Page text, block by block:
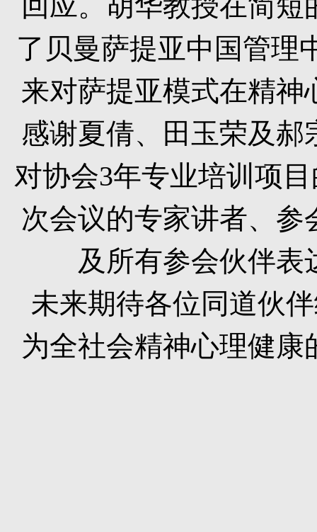
了贝曼萨提亚中国管理
来对萨提亚模式在精
感谢夏倩、田玉荣及
对协会3年专业培训项
次会议的专家讲者、
及所有参会伙伴表
未来期待各位同道伙
为全社会精神心理健